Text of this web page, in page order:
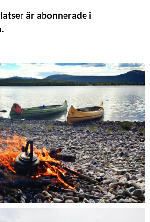
är abonnerade i